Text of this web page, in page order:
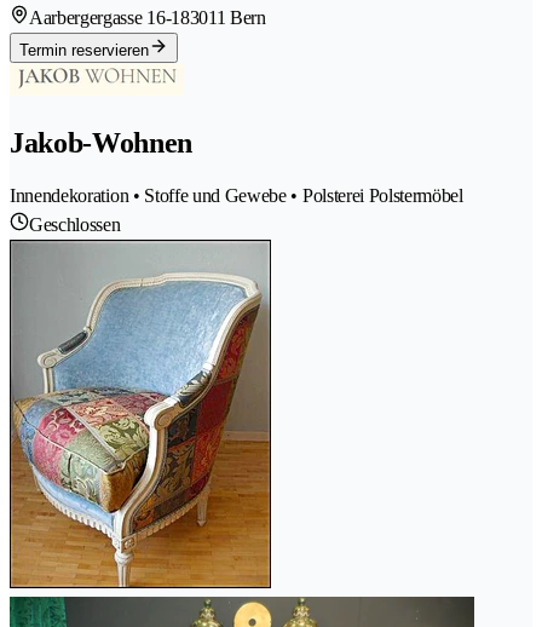
Aarbergergasse 16-183011 Bern
Termin reservieren
Jakob-Wohnen
Innendekoration • Stoffe und Gewebe • Polsterei Polstermöbel
Geschlossen